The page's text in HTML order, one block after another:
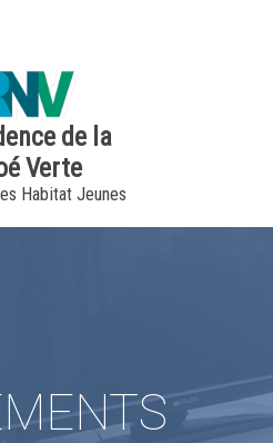
de la
Verte
Habitat Jeunes